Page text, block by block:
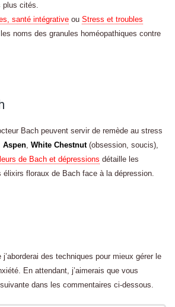
plus cités.
santé intégrative ou Stress et troubles
noms des granules homéopathiques contre
Bach peuvent servir de remède au stress
Aspen, White Chestnut(obsession, soucis),
de Bach et dépressions détaille les
élixirs floraux de Bach face à la dépression.
des techniques pour mieux gérer le
En attendant, j’aimerais que vous
dans les commentaires ci-dessous.